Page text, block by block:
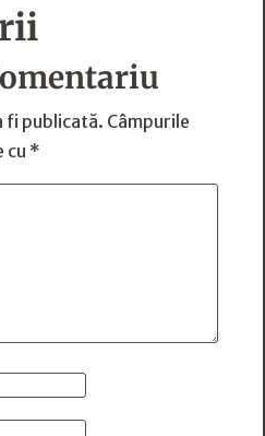
fi publicată. Câmpurile
cu *